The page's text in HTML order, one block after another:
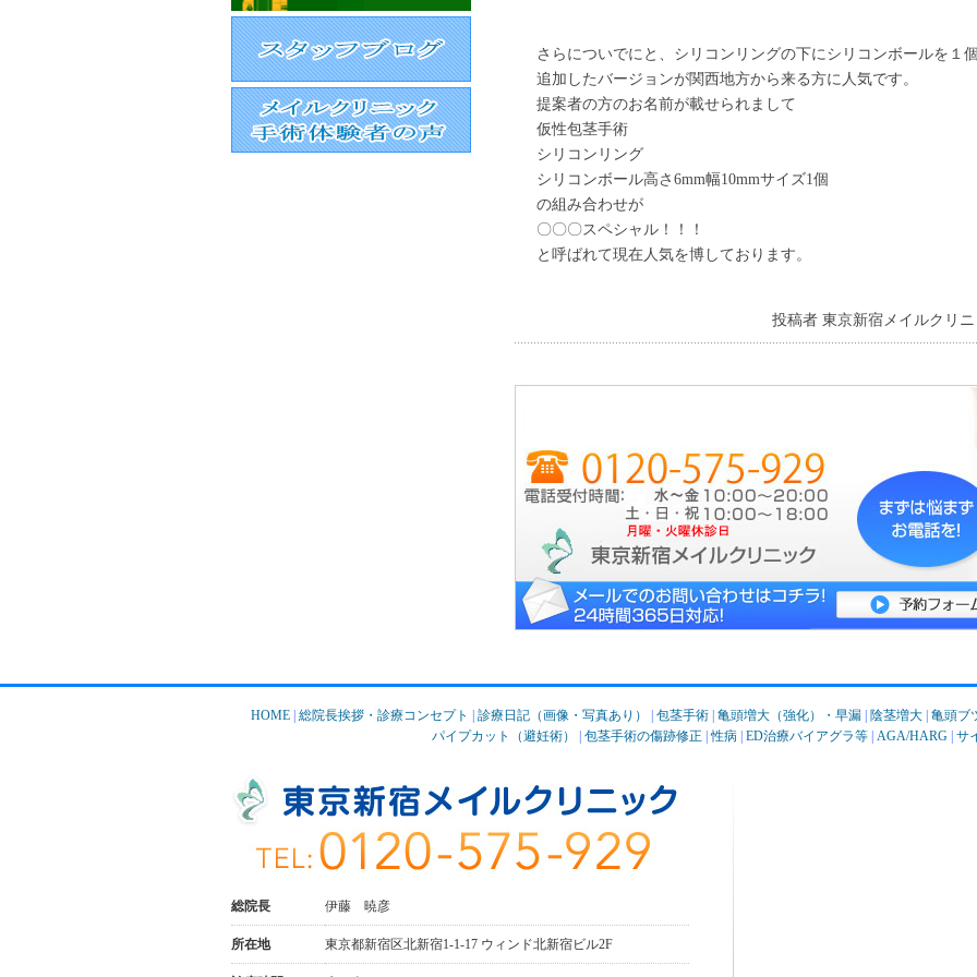
さらについでにと、シリコンリングの下にシリコンボールを１
追加したバージョンが関西地方から来る方に人気です。
提案者の方のお名前が載せられまして
仮性包茎手術
シリコンリング
シリコンボール高さ6mm幅10mmサイズ1個
の組み合わせが
〇〇〇スペシャル！！！
と呼ばれて現在人気を博しております。
投稿者 東京新宿メイルクリ
HOME| 総院長挨拶・診療コンセプト 診療日記（画像・写真あり） 包茎手術| 亀頭増大（強化）・早漏| 陰茎増大| 亀頭ブ
パイプカット（避妊術）
包茎手術の傷跡修正 性病| ED治療バイアグラ等| AGA/HARG サ
総院長 伊藤 暁彦
所在地 東京都新宿区北新宿1-1-17 ウィンド北新宿ビル2F